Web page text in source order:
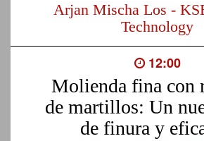
Arjan Mischa Los -
Technology
12:00
Molienda fina con
de martillos: Un
de finura y